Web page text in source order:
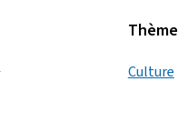
Thème
Culture